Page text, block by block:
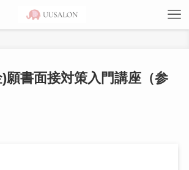
願書面接対策入門講座（参